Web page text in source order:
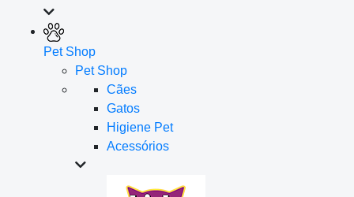
Pet Shop
Pet Shop
Cães
Gatos
Higiene Pet
Acessórios